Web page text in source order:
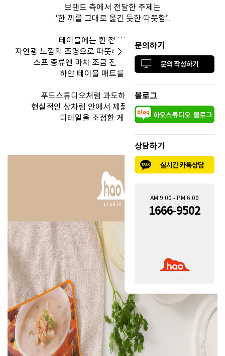
문의하기
블로그
상담하기
AM 9:00 - PM 6:00
1666-9502
브랜드 측에서 전달한 주제는
‘한 끼를 그대로 옮긴 듯한 따뜻함’.
테이블에는 흰 접시와 밝은 의자,
자연광 느낌의 조명으로 따뜻하고 부드러운 톤을 구성했고,
스프 종류엔 마치 조금 전 떠먹던 것 같은 수저와
하얀 테이블 매트를 매치했어요.
푸드스튜디오처럼 과도하게 연출하지 않고,
현실적인 상차림 안에서 제품이 돋보일 수 있도록
디테일을 조정한 게 핵심이었죠.